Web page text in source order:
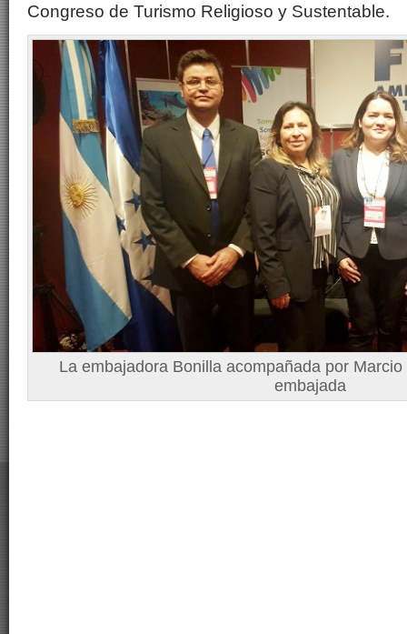
Congreso de Turismo Religioso y Sustentable.
La embajadora Bonilla acompañada por
embajada